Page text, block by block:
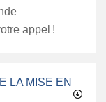
appel !
LA MISE EN